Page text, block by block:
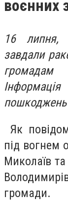
воєнних
16 липня,
завдали
пошкоджень
Як
під вогнем
Миколаїв
громади.